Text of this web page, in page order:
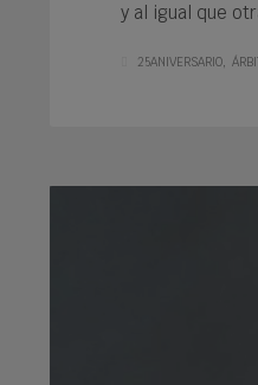
y al igual que
25ANIVERSARIO